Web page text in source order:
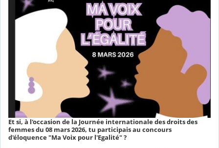
Et si, à l'occasion de la Journée internationale des droits des
femmes du 08 mars 2026, tu participais au concours
d'éloquence "Ma Voix pour l'Egalité" ?